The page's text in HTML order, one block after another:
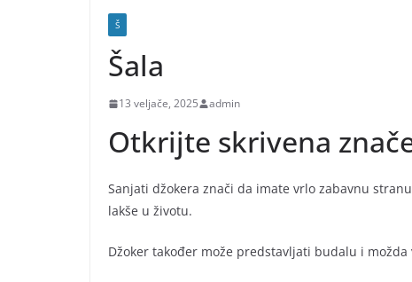
Š
Šala
13 veljače, 2025 admin
Otkrijte skrivena
Sanjati džokera znači da imate vrlo zabavnu
lakše u životu.
Džoker također može predstavljati budalu i